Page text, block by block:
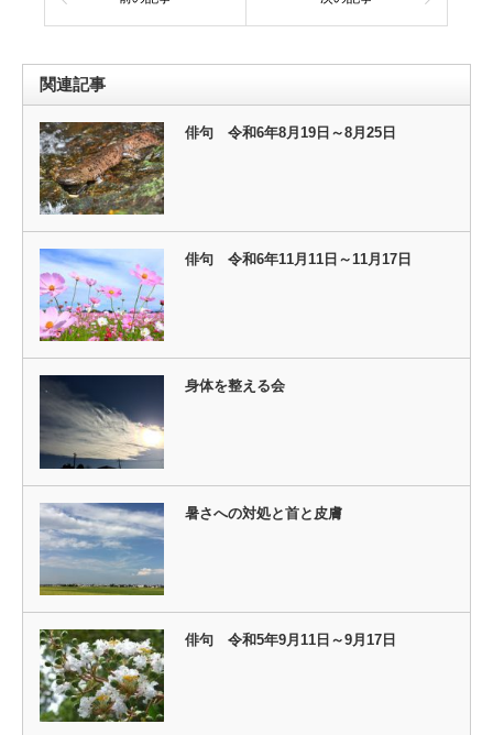
関連記事
俳句 令和6年8月19日～8月25日
俳句 令和6年11月11日～11月17日
身体を整える会
暑さへの対処と首と皮膚
俳句 令和5年9月11日～9月17日